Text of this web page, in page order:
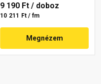
9 190 Ft / doboz
10 211 Ft / fm
Megnézem